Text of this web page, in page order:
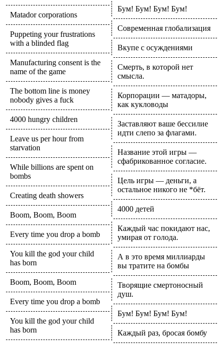
Matador corporations
Puppeting your frustrations
with a blinded flag
Manufacturing consent is the
name of the game
The bottom line is money
nobody gives a fuck
4000 hungry children
Leave us per hour from
starvation
While billions are spent on
bombs
Creating death showers
Boom, Boom, Boom
Every time you drop a bomb
You kill the god your child
has born
Boom, Boom, Boom
Every time you drop a bomb
You kill the god your child
has born
Бум! Бум! Бум! Бум!
Современная глобализация
Вкупе с осуждениями
Смерть, в которой нет
смысла.
Корпорации — матадоры,
как кукловоды
Заставляют ваше бессилие
идти слепо за флагами.
Название этой игры —
сфабрикованное согласие.
Цель игры — деньги, а
остальное никого не *бёт.
4000 детей
Каждый час покидают нас,
умирая от голода.
А в это время миллиарды
вы тратите на бомбы
Творящие смертоносный
душ.
Бум! Бум! Бум! Бум!
Каждый раз, бросая бомбу